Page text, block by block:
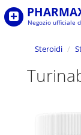
Negozio ufficiale
Steroidi